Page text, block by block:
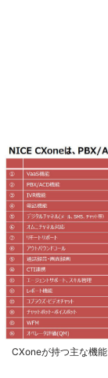
CXoneが持つ主な機能